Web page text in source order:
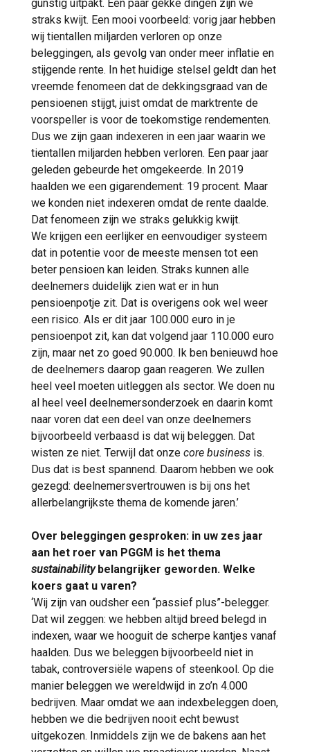
gunstig uitpakt. Een paar gekke dingen zijn we
straks kwijt. Een mooi voorbeeld: vorig jaar hebben
wij tientallen miljarden verloren op onze
beleggingen, als gevolg van onder meer inflatie en
stijgende rente. In het huidige stelsel geldt dan het
vreemde fenomeen dat de dekkingsgraad van de
pensioenen stijgt, juist omdat de marktrente de
voorspeller is voor de toekomstige rendementen.
Dus we zijn gaan indexeren in een jaar waarin we
tientallen miljarden hebben verloren. Een paar jaar
geleden gebeurde het omgekeerde. In 2019
haalden we een gigarendement: 19 procent. Maar
we konden niet indexeren omdat de rente daalde.
Dat fenomeen zijn we straks gelukkig kwijt.
We krijgen een eerlijker en eenvoudiger systeem
dat in potentie voor de meeste mensen tot een
beter pensioen kan leiden. Straks kunnen alle
deelnemers duidelijk zien wat er in hun
pensioenpotje zit. Dat is overigens ook wel weer
een risico. Als er dit jaar 100.000 euro in je
pensioenpot zit, kan dat volgend jaar 110.000 euro
zijn, maar net zo goed 90.000. Ik ben benieuwd hoe
de deelnemers daarop gaan reageren. We zullen
heel veel moeten uitleggen als sector. We doen nu
al heel veel deelnemersonderzoek en daarin komt
naar voren dat een deel van onze deelnemers
bijvoorbeeld verbaasd is dat wij beleggen. Dat
wisten ze niet. Terwijl dat onze core business is.
Dus dat is best spannend. Daarom hebben we ook
gezegd: deelnemersvertrouwen is bij ons het
allerbelangrijkste thema de komende jaren.’
Over beleggingen gesproken: in uw zes jaar
aan het roer van PGGM is het thema
sustainabilitybelangrijker geworden. Welke
koers gaat u varen?
‘Wij zijn van oudsher een “passief plus”-belegger.
Dat wil zeggen: we hebben altijd breed belegd in
indexen, waar we hooguit de scherpe kantjes vanaf
haalden. Dus we beleggen bijvoorbeeld niet in
tabak, controversiële wapens of steenkool. Op die
manier beleggen we wereldwijd in zo’n 4.000
bedrijven. Maar omdat we aan indexbeleggen doen,
hebben we die bedrijven nooit echt bewust
uitgekozen. Inmiddels zijn we de bakens aan het